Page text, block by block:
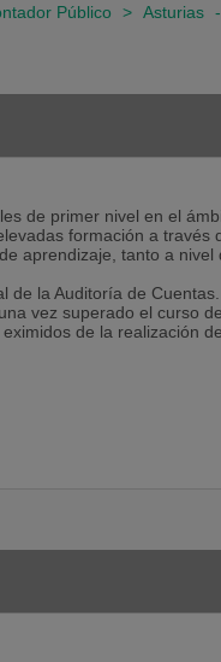
Público > Asturias -
de primer nivel en el
formación a través
aprendizaje, tanto a
de la Auditoría de Cuentas.
vez superado el curso
de la realización